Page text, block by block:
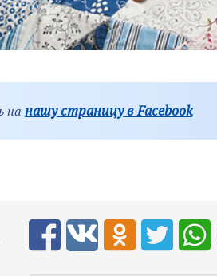
на нашу страницу в Facebook